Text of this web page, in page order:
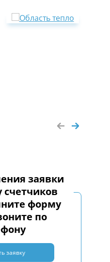
заявки
счетчиков
форму
по
заявку